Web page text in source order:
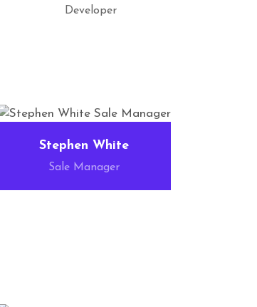
Developer
Stephen White
Sale Manager